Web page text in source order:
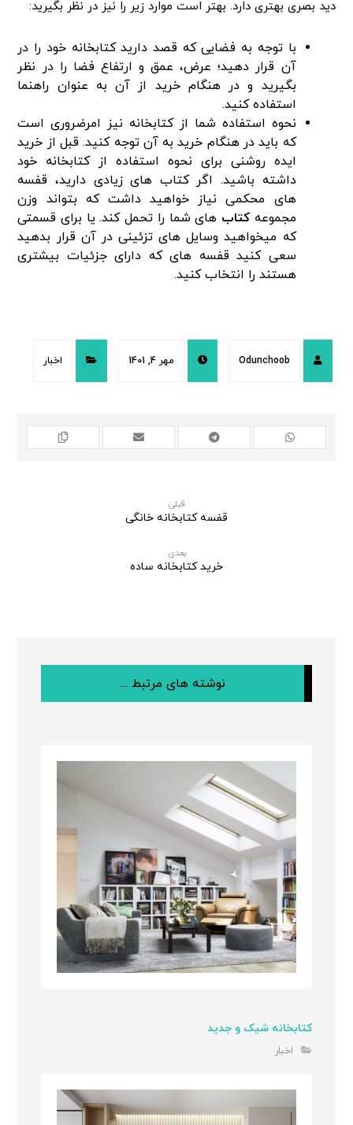
دید بصری بهتری دارد. بهتر است موارد زیر را نیز در نظر بگیرید:
با توجه به فضایی که قصد دارید کتابخانه خود را در
آن قرار دهید؛ عرض، عمق و ارتفاع فضا را در نظر
بگیرید و در هنگام خرید از آن به عنوان راهنما
استفاده کنید.
نحوه استفاده شما از کتابخانه نیز امرضروری است
که باید در هنگام خرید به آن توجه کنید. قبل از خرید
ایده روشنی برای نحوه استفاده از کتابخانه خود
داشته باشید. اگر کتاب های زیادی دارید، قفسه
های محکمی نیاز خواهید داشت که بتواند وزن
مجموعهکتاب های شما را تحمل کند. یا برای قسمتی
که میخواهید وسایل های تزئینی در آن قرار بدهید
سعی کنید قفسه های که دارای جزئیات بیشتری
هستند را انتخاب کنید.
Odunchoob مهر 4, 1401 اخبار
قبلی
قفسه کتابخانه خانگی
بعدی
خرید کتابخانه ساده
نوشته های مرتبط ...
کتابخانه شیک و جدید
اخبار